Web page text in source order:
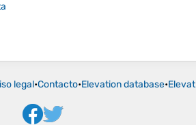
legal•Contacto•Elevation database•